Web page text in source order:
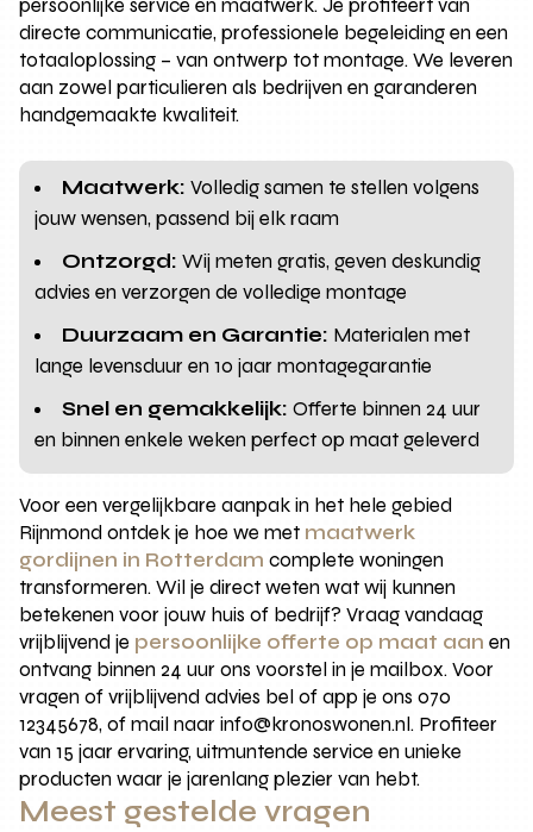
persoonlijke service en maatwerk. Je profiteert van
directe communicatie, professionele begeleiding en een
totaaloplossing – van ontwerp tot montage. We leveren
aan zowel particulieren als bedrijven en garanderen
handgemaakte kwaliteit.
Maatwerk: Volledig samen te stellen volgens
jouw wensen, passend bij elk raam
Ontzorgd: Wij meten gratis, geven deskundig
advies en verzorgen de volledige montage
Duurzaam en Garantie: Materialen met
lange levensduur en 10 jaar montagegarantie
Snel en gemakkelijk: Offerte binnen 24 uur
en binnen enkele weken perfect op maat geleverd
Voor een vergelijkbare aanpak in het hele gebied
Rijnmond ontdek je hoe we met maatwerk
gordijnen in Rotterdam complete woningen
transformeren. Wil je direct weten wat wij kunnen
betekenen voor jouw huis of bedrijf? Vraag vandaag
vrijblijvend je persoonlijke offerte op maat aan en
ontvang binnen 24 uur ons voorstel in je mailbox. Voor
vragen of vrijblijvend advies bel of app je ons 070
12345678, of mail naar info@kronoswonen.nl. Profiteer
van 15 jaar ervaring, uitmuntende service en unieke
producten waar je jarenlang plezier van hebt.
Meest gestelde vragen